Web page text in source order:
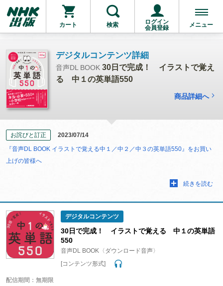
カート 検索
ログイン
会員登録
メニュー
デジタルコンテンツ詳細
音声DL BOOK 30日で完成！ イラストで覚え
る 中１の英単語550
商品詳細へ
お詫びと訂正
2023/07/14
『音声DL BOOK イラストで覚える中１／中２／中３の英単語550』をお買い
上げの皆様へ
続きを読む
デジタルコンテンツ
30日で完成！ イラストで覚える 中１の英単語
550
音声DL BOOK〈ダウンロード音声〉
[コンテンツ形式]
配信期間：無期限